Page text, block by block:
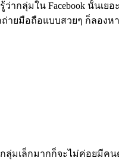
ากลุ่มใน Facebook นั้น
มือถือแบบสวยๆ ก็ลองหา
ลุ่มเล็กมากก็จะไม่ค่อยมี